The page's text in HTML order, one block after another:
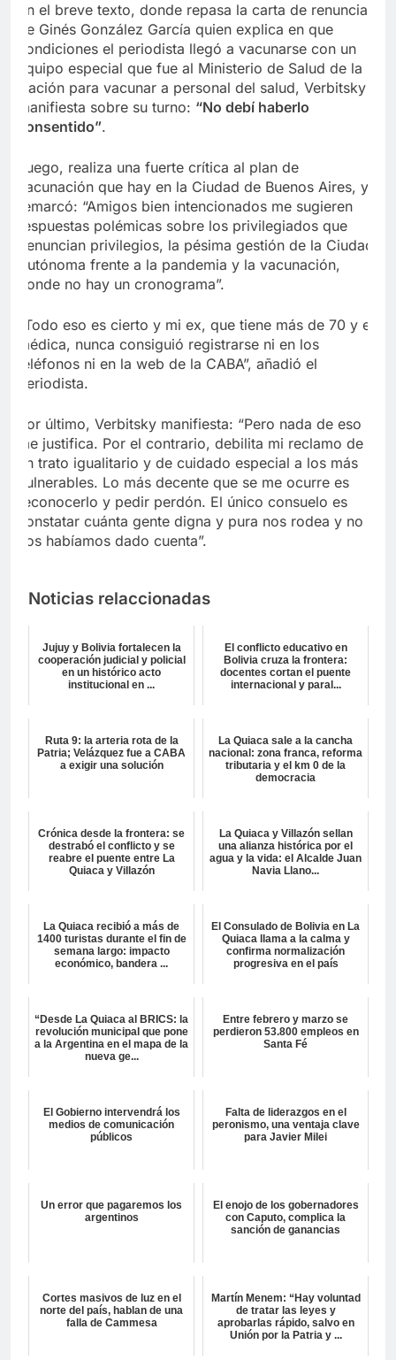
En el breve texto, donde repasa la carta de renuncia
de Ginés González García quien explica en que
condiciones el periodista llegó a vacunarse con un
equipo especial que fue al Ministerio de Salud de la
Nación para vacunar a personal del salud, Verbitsky
manifiesta sobre su turno: “No debí haberlo
consentido”.
Luego, realiza una fuerte crítica al plan de
vacunación que hay en la Ciudad de Buenos Aires, y
remarcó: “Amigos bien intencionados me sugieren
respuestas polémicas sobre los privilegiados que
denuncian privilegios, la pésima gestión de la Ciudad
Autónoma frente a la pandemia y la vacunación,
donde no hay un cronograma”.
“Todo eso es cierto y mi ex, que tiene más de 70 y es
médica, nunca consiguió registrarse ni en los
teléfonos ni en la web de la CABA”, añadió el
periodista.
Por último, Verbitsky manifiesta: “Pero nada de eso
me justifica. Por el contrario, debilita mi reclamo de
un trato igualitario y de cuidado especial a los más
vulnerables. Lo más decente que se me ocurre es
reconocerlo y pedir perdón. El único consuelo es
constatar cuánta gente digna y pura nos rodea y no
nos habíamos dado cuenta”.
Noticias relaccionadas
Jujuy y Bolivia fortalecen la
cooperación judicial y policial
en un histórico acto
institucional en ...
El conflicto educativo en
Bolivia cruza la frontera:
docentes cortan el puente
internacional y paral...
Ruta 9: la arteria rota de la
Patria; Velázquez fue a CABA
a exigir una solución
La Quiaca sale a la cancha
nacional: zona franca, reforma
tributaria y el km 0 de la
democracia
Crónica desde la frontera: se
destrabó el conflicto y se
reabre el puente entre La
Quiaca y Villazón
La Quiaca y Villazón sellan
una alianza histórica por el
agua y la vida: el Alcalde Juan
Navia Llano...
La Quiaca recibió a más de
1400 turistas durante el fin de
semana largo: impacto
económico, bandera ...
El Consulado de Bolivia en La
Quiaca llama a la calma y
confirma normalización
progresiva en el país
“Desde La Quiaca al BRICS: la
revolución municipal que pone
a la Argentina en el mapa de la
nueva ge...
Entre febrero y marzo se
perdieron 53.800 empleos en
Santa Fé
El Gobierno intervendrá los
medios de comunicación
públicos
Falta de liderazgos en el
peronismo, una ventaja clave
para Javier Milei
Un error que pagaremos los
argentinos
El enojo de los gobernadores
con Caputo, complica la
sanción de ganancias
Cortes masivos de luz en el
norte del país, hablan de una
falla de Cammesa
Martín Menem: “Hay voluntad
de tratar las leyes y
aprobarlas rápido, salvo en
Unión por la Patria y ...